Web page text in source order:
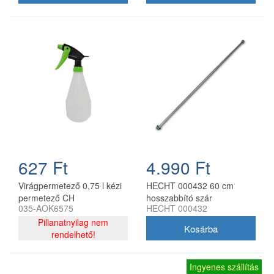
627 Ft
Virágpermetező 0,75 l kézi
permetező CH
035-AOK6575
Pillanatnyilag nem
rendelhető!
4.990 Ft
HECHT 000432 60 cm
hosszabbító szár
permetezőhöz
HECHT 000432
Ingyenes szállítás